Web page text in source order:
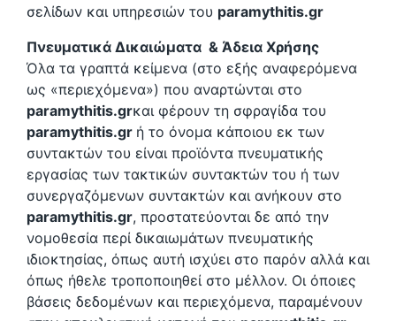
σελίδων και υπηρεσιών του paramythitis.gr
Πνευματικά Δικαιώματα & Άδεια Χρήσης
Όλα τα γραπτά κείμενα (στο εξής αναφερόμενα
ως «περιεχόμενα») που αναρτώνται στο
paramythitis.grκαι φέρουν τη σφραγίδα του
paramythitis.gr ή το όνομα κάποιου εκ των
συντακτών του είναι προϊόντα πνευματικής
εργασίας των τακτικών συντακτών του ή των
συνεργαζόμενων συντακτών και ανήκουν στο
paramythitis.gr, προστατεύονται δε από την
νομοθεσία περί δικαιωμάτων πνευματικής
ιδιοκτησίας, όπως αυτή ισχύει στο παρόν αλλά και
όπως ήθελε τροποποιηθεί στο μέλλον. Οι όποιες
βάσεις δεδομένων και περιεχόμενα, παραμένουν